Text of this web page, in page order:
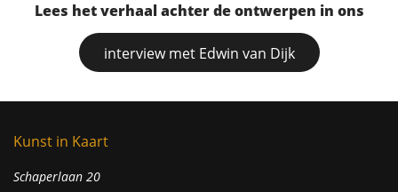
Lees het verhaal achter de ontwerpen in ons
interview met Edwin van Dijk
Kunst in Kaart
Schaperlaan 20